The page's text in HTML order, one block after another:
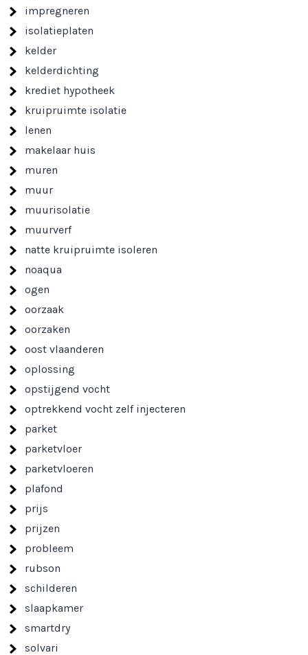
impregneren
isolatieplaten
kelder
kelderdichting
krediet hypotheek
kruipruimte isolatie
lenen
makelaar huis
muren
muur
muurisolatie
muurverf
natte kruipruimte isoleren
noaqua
ogen
oorzaak
oorzaken
oost vlaanderen
oplossing
opstijgend vocht
optrekkend vocht zelf injecteren
parket
parketvloer
parketvloeren
plafond
prijs
prijzen
probleem
rubson
schilderen
slaapkamer
smartdry
solvari